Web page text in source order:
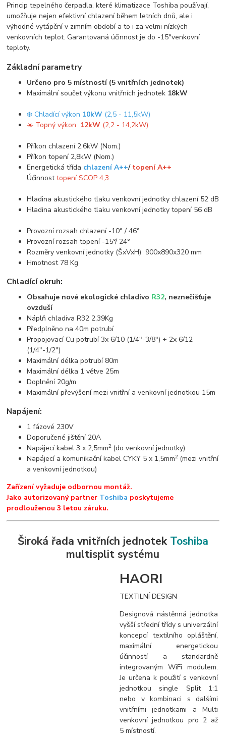
Princip tepelného čerpadla, které klimatizace Toshiba používají,
umožňuje nejen efektivní chlazení během letních dnů, ale i
výhodné vytápění v zimním období a to i za velmi nízkých
venkovních teplot. Garantovaná účinnost je do -15°venkovní
teploty.
Základní parametry
Určeno pro 5 místností (5 vnitřních jednotek)
Maximální součet výkonu vnitřních jednotek 18kW
❄️ Chladící výkon 10kW (2,5 - 11,5kW)
☀️ Topný výkon 12kW (2,2 - 14,2kW)
Příkon chlazení 2,6kW (Nom.)
Příkon topení 2,8kW (Nom.)
Energetická třída chlazení A++/ topení A++
Účinnosttopení SCOP 4,3
Hladina akustického tlaku venkovní jednotky chlazení 52 dB
Hladina akustického tlaku venkovní jednotky topení 56 dB
Provozní rozsah chlazení -10° / 46°
Provozní rozsah topení -15°/ 24°
Rozměry venkovní jednotky (ŠxVxH) 900x890x320 mm
Hmotnost 78 Kg
Chladící okruh:
Obsahuje nové ekologické chladivo R32, neznečišťuje
ovzduší
Náplň chladiva R32 2,39Kg
Předplněno na 40m potrubí
Propojovací Cu potrubí 3x 6/10 (1/4"-3/8") + 2x 6/12
(1/4"-1/2")
Maximální délka potrubí 80m
Maximální délka 1 větve 25m
Doplnění 20g/m
Maximální převýšení mezi vnitřní a venkovní jednotkou 15m
Napájení:
1 fázové 230V
Doporučené jištění 20A
Napájecí kabel 3 x 2,5mm2 (do venkovní jednotky)
Napájecí a komunikační kabel CYKY 5 x 1,5mm2 (mezi vnitřní
a venkovní jednotkou)
Zařízení vyžaduje odbornou montáž.
Jako autorizovaný partner Toshiba poskytujeme
prodlouženou 3 letou záruku.
Široká řada vnitřních jednotek Toshiba
multisplit systému
HAORI
TEXTILNÍ DESIGN
Designová nástěnná jednotka
vyšší střední třídy s univerzální
koncepcí textilního opláštění,
maximální energetickou
účinností a standardně
integrovaným WiFi modulem.
Je určena k použití s venkovní
jednotkou single Split 1:1
nebo v kombinaci s dalšími
vnitřními jednotkami a Multi
venkovní jednotkou pro 2 až
5 místností.